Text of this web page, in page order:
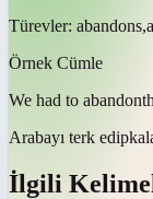
Türevler:
Örnek Cümle
We had to abandon
Arabayı terk edip
İlgili